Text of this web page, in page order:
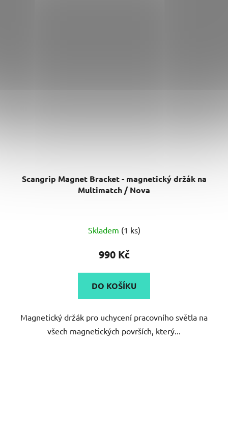
Scangrip Magnet Bracket - magnetický držák na
Multimatch / Nova
Skladem (1 ks)
990 Kč
DO KOŠÍKU
Magnetický držák pro uchycení pracovního světla na
všech magnetických površích, který...